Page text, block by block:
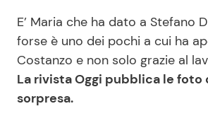
E’ Maria che ha dato a Stefano
forse è uno dei pochi a cui ha
Costanzo e non solo grazie al
La rivista Oggi pubblica le foto
sorpresa.